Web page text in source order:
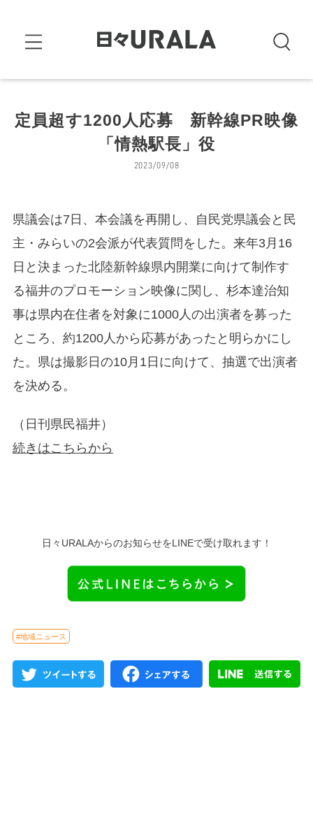
定員超す1200人応募 新幹線PR映像
「情熱駅長」役
2023/09/08
県議会は7日、本会議を再開し、自民党県議会と民
主・みらいの2会派が代表質問をした。来年3月16
日と決まった北陸新幹線県内開業に向けて制作す
る福井のプロモーション映像に関し、杉本達治知
事は県内在住者を対象に1000人の出演者を募った
ところ、約1200人から応募があったと明らかにし
た。県は撮影日の10月1日に向けて、抽選で出演者
を決める。
（日刊県民福井）
続きはこちらから
日々URALAからのお知らせをLINEで受け取れます！
#地域ニュース